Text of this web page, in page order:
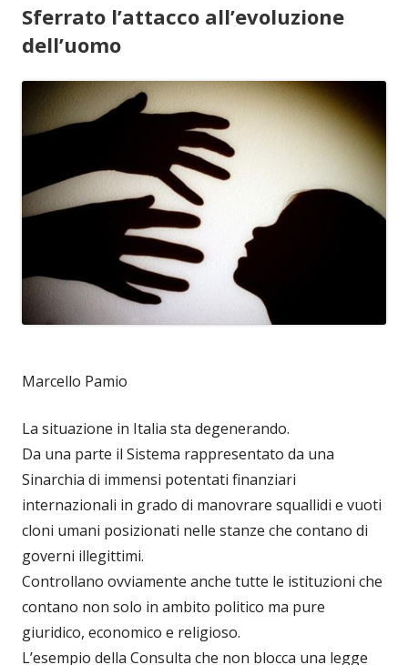
Sferrato l’attacco all’evoluzione
dell’uomo
Marcello Pamio
La situazione in Italia sta degenerando.
Da una parte il Sistema rappresentato da una
Sinarchia di immensi potentati finanziari
internazionali in grado di manovrare squallidi e vuoti
cloni umani posizionati nelle stanze che contano di
governi illegittimi.
Controllano ovviamente anche tutte le istituzioni che
contano non solo in ambito politico ma pure
giuridico, economico e religioso.
L’esempio della Consulta che non blocca una legge